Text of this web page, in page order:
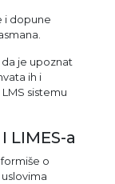
i dopune
je upoznat
ih i
sistemu
LIMES-a
o